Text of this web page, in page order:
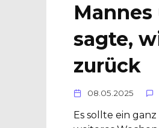
sagte,
zurück
08.05.2025
Es sollte ein